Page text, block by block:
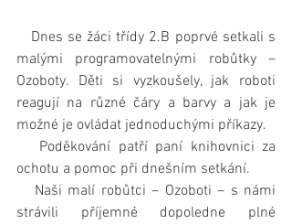
malými programovatelnými robůtky –
Ozoboty. Děti si vyzkoušely, jak roboti
reagují na různé čáry a barvy a jak je
možné je ovládat jednoduchými příkazy.
ochotu a pomoc při dnešním setkání.
strávili příjemné dopoledne plné